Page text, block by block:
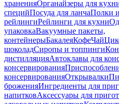
храненияОрганайзеры для
специйПосуда для ланчаПолки
рейлингиРейлинги для кухни
упаковкаВакуумные пакеты,
контейнерыБакалеяКофеЧай
шоколадСиропы и топпинги
дистилляцияАвтоклавы для
консервирования
консервированияОткрывалки
броженияИнгредиенты для
напитковАксессуары для